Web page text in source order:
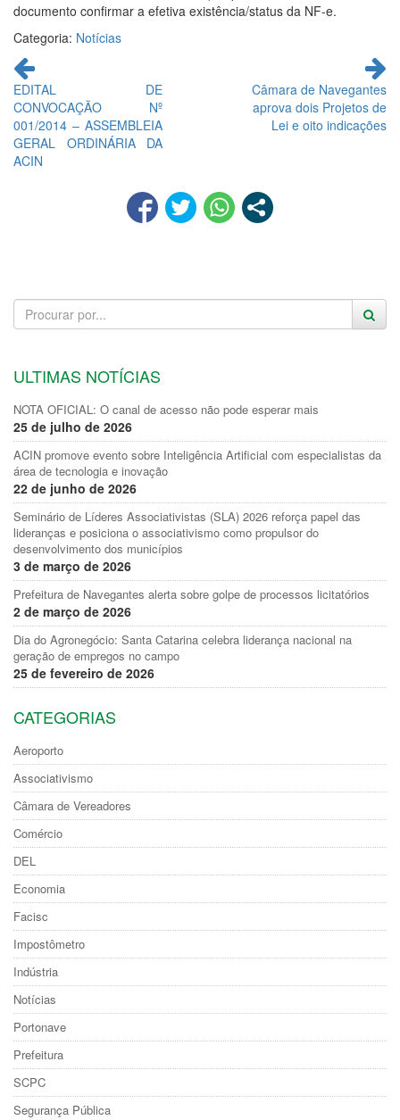
documento confirmar a efetiva existência/status da NF-e.
Categoria: Notícias
Continue
lendo
EDITAL DE
CONVOCAÇÃO Nº
001/2014 – ASSEMBLEIA
GERAL ORDINÁRIA DA
ACIN
Câmara de Navegantes
aprova dois Projetos de
Lei e oito indicações
ULTIMAS NOTÍCIAS
NOTA OFICIAL: O canal de acesso não pode esperar mais
25 de julho de 2026
ACIN promove evento sobre Inteligência Artificial com especialistas da
área de tecnologia e inovação
22 de junho de 2026
Seminário de Líderes Associativistas (SLA) 2026 reforça papel das
lideranças e posiciona o associativismo como propulsor do
desenvolvimento dos municípios
3 de março de 2026
Prefeitura de Navegantes alerta sobre golpe de processos licitatórios
2 de março de 2026
Dia do Agronegócio: Santa Catarina celebra liderança nacional na
geração de empregos no campo
25 de fevereiro de 2026
CATEGORIAS
Aeroporto
Associativismo
Câmara de Vereadores
Comércio
DEL
Economia
Facisc
Impostômetro
Indústria
Notícias
Portonave
Prefeitura
SCPC
Segurança Pública